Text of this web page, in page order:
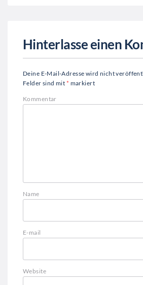
Hinterlasse einen
Deine E-Mail-Adresse wird nicht
Felder sind mit * markiert
Kommentar
Name
E-mail
Website